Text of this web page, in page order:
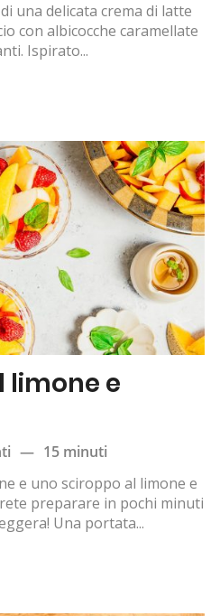
una delicata crema di latte
con albicocche caramellate
Ispirato...
limone e
— 15 minuti
e uno sciroppo al limone e
preparare in pochi minuti
Una portata...